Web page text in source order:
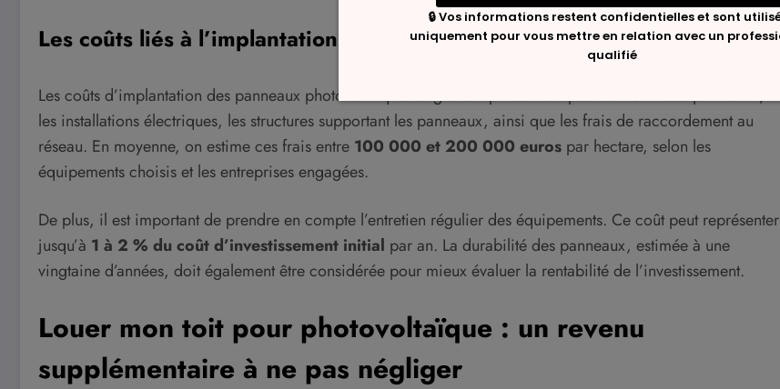
Les coûts liés à l’implantation des panneaux
Les coûts d’implantation des panneaux photovoltaïques englobent plusieurs aspects : l’achat des panneaux,
les installations électriques, les structures supportant les panneaux, ainsi que les frais de raccordement au
réseau. En moyenne, on estime ces frais entre 100 000 et 200 000 euros par hectare, selon les
équipements choisis et les entreprises engagées.
De plus, il est important de prendre en compte l’entretien régulier des équipements. Ce coût peut représenter
jusqu’à 1 à 2 % du coût d’investissement initial par an. La durabilité des panneaux, estimée à une
vingtaine d’années, doit également être considérée pour mieux évaluer la rentabilité de l’investissement.
Louer mon toit pour photovoltaïque : un revenu
supplémentaire à ne pas négliger